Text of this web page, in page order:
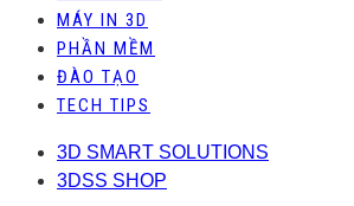
MÁY IN 3D
PHẦN MỀM
ĐÀO TẠO
TECH TIPS
3D SMART SOLUTIONS
3DSS SHOP